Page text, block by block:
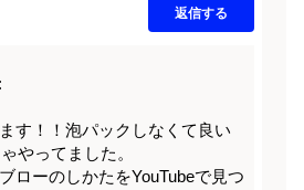
返信する
す！！泡パックしなくて良い
やってました。
ローのしかたをYouTubeで見つ